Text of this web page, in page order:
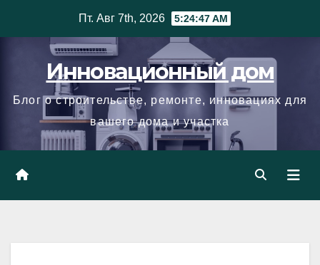
Пт. Авг 7th, 2026 5:24:48 AM
Инновационный дом
Блог о строительстве, ремонте, инновациях для
вашего дома и участка